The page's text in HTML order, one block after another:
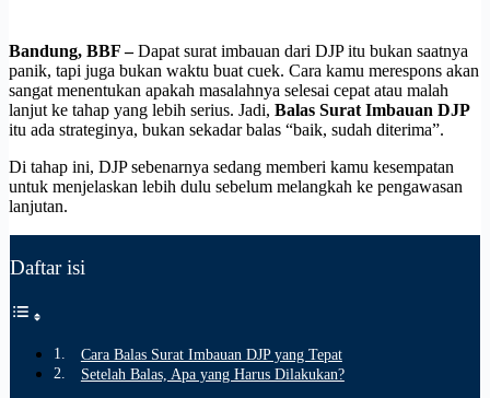
Bandung, BBF –Dapat surat imbauan dari DJP itu bukan saatnya
panik, tapi juga bukan waktu buat cuek. Cara kamu merespons akan
sangat menentukan apakah masalahnya selesai cepat atau malah
lanjut ke tahap yang lebih serius. Jadi, Balas Surat Imbauan DJP
itu ada strateginya, bukan sekadar balas “baik, sudah diterima”.
Di tahap ini, DJP sebenarnya sedang memberi kamu kesempatan
untuk menjelaskan lebih dulu sebelum melangkah ke pengawasan
lanjutan.
Daftar isi
Cara Balas Surat Imbauan DJP yang Tepat
Setelah Balas, Apa yang Harus Dilakukan?